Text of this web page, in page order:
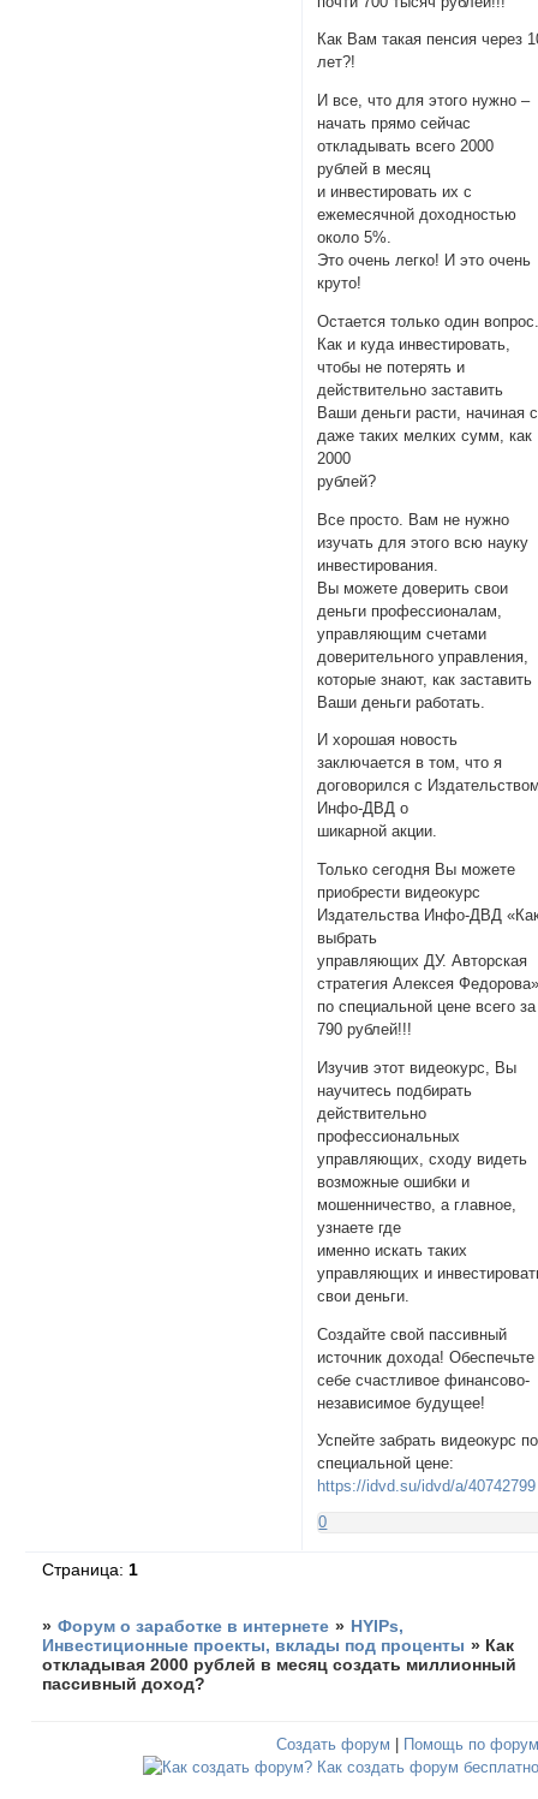
Как Вам такая пенсия через
лет?!
И все, что для этого нужно –
начать прямо сейчас
откладывать всего 2000
рублей в месяц
и инвестировать их с
ежемесячной доходностью
около 5%.
Это очень легко! И это очень
круто!
Остается только один
Как и куда инвестировать,
чтобы не потерять и
действительно заставить
Ваши деньги расти, начиная с
даже таких мелких сумм, как
2000
рублей?
Все просто. Вам не нужно
изучать для этого всю науку
инвестирования.
Вы можете доверить свои
деньги профессионалам,
управляющим счетами
доверительного управления,
которые знают, как заставить
Ваши деньги работать.
И хорошая новость
заключается в том, что я
договорился с
Инфо-ДВД о
шикарной акции.
Только сегодня Вы можете
приобрести видеокурс
Издательства Инфо-ДВД
выбрать
управляющих ДУ. Авторская
стратегия Алексея
по специальной цене всего за
790 рублей!!!
Изучив этот видеокурс, Вы
научитесь подбирать
действительно
профессиональных
управляющих, сходу видеть
возможные ошибки и
мошенничество, а главное,
узнаете где
именно искать таких
управляющих и
свои деньги.
Создайте свой пассивный
источник дохода! Обеспечьте
себе счастливое финансово-
независимое будущее!
Успейте забрать видеокурс по
специальной цене:
https://idvd.su/idvd/a/40742799
0
Страница: 1
» Форум о заработке в интернете » HYIPs,
Инвестиционные проекты, вклады под проценты » Как
откладывая 2000 рублей в месяц создать миллионный
пассивный доход?
Создать форум | Помощь по